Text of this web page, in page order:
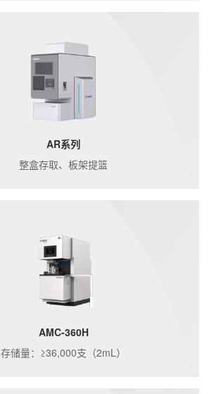
AR系列
整盒存取、板架提篮
AMC-360H
存储量：≥36,000支（2mL）